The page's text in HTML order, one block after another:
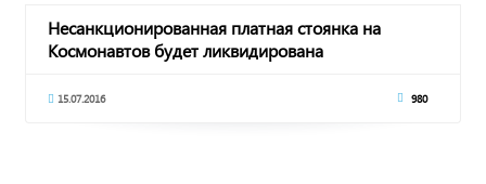
Несанкционированная платная стоянка на
Космонавтов будет ликвидирована
15.07.2016 980